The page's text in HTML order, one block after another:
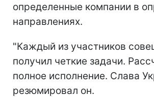
определенные компании в
направлениях.
"Каждый из участников
получил четкие задачи.
полное исполнение. Слава
резюмировал он.